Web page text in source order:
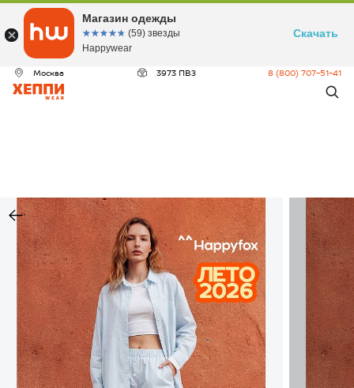
Москва 3973 ПВЗ 8 (800) 707-51-41
Магазин одежды
☆☆☆☆☆
★★★★★ (59) звезды
Happywear
Скачать